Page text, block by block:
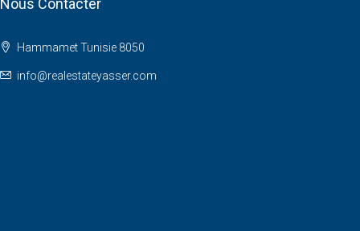
Nous Contacter
Hammamet Tunisie 8050
info@realestateyasser.com